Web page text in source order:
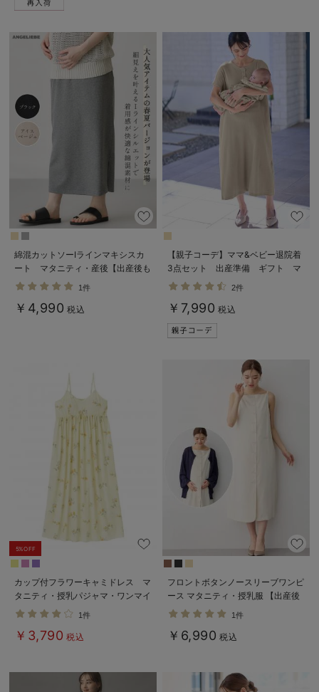
綿混カットソーIラインマキシスカ
ート マタニティ・産後【出産後も
長く着られる】
1件
￥4,990 税込
【親子コーデ】ママ&ベビー退院着
3点セット 出産準備 ギフト マ
タニティ・産後【出産後も長く使え
2件
￥7,990 税込
5%OFF
カップ付フラワーキャミドレス マ
タニティ・授乳パジャマ・ワンマイ
ル・ホームウェア・大きいサイズ
1件
￥3,790 税込
フロントボタンノースリーブワンピ
ース マタニティ・授乳服 【出産後
も長く使える】
1件
￥6,990 税込